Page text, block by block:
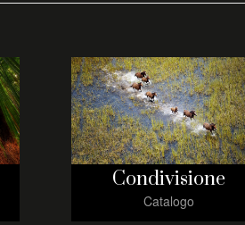
Condivisione
Catalogo